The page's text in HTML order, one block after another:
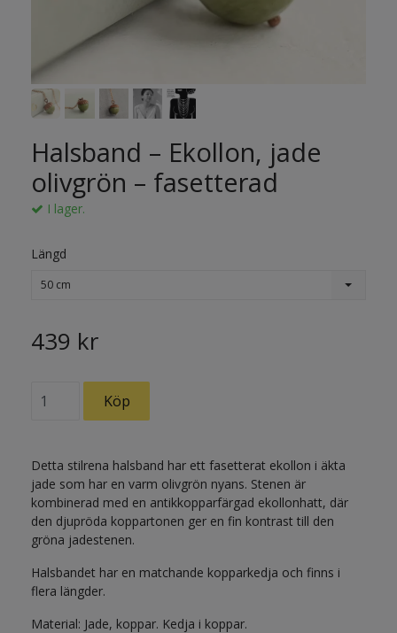
Halsband – Ekollon, jade
olivgrön – fasetterad
I lager.
Längd
50 cm
439 kr
Detta stilrena halsband har ett fasetterat ekollon i äkta
jade som har en varm olivgrön nyans. Stenen är
kombinerad med en antikkopparfärgad ekollonhatt, där
den djupröda koppartonen ger en fin kontrast till den
gröna jadestenen.
Halsbandet har en matchande kopparkedja och finns i
flera längder.
Material: Jade, koppar. Kedja i koppar.